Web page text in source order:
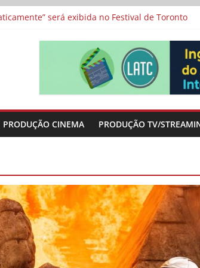
“Os Feiticeiros Inocentes” e filme-tributo de
será exibida no Festival de Toronto
e divide prêmio principal entre “Manas” e “O
metragens sobre envelhecimento criados a
PRODUÇÃO CINEMA PRODUÇÃO TV/